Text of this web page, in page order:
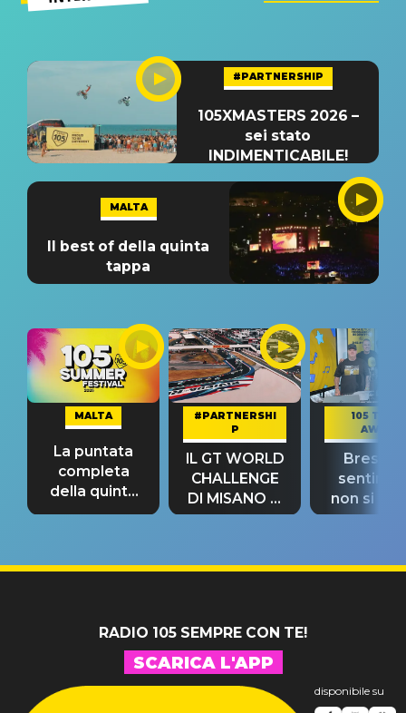
#PARTNERSHIP
105XMASTERS 2026 –
sei stato
INDIMENTICABILE!
MALTA
Il best of della quinta
tappa
MALTA
La puntata
completa
della quinta
tappa
#PARTNERSHI
P
IL GT WORLD
CHALLENGE
DI MISANO si
riconferma
105 TAKE
AWAY
Bresh:
non si
fino alla
RADIO 105 SEMPRE CON TE!
SCARICA L'APP
disponibile su